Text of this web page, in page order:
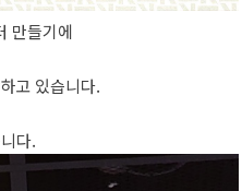
만들기에
고 있습니다.
다.